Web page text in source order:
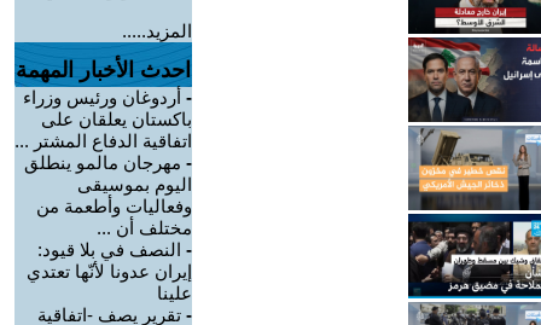
المزيد.....
احدث الأخبار المهمة
- أردوغان ورئيس وزراء
باكستان يعلقان على
اتفاقية الدفاع المشتر ...
- مهرجان مالمو ينطلق
اليوم بموسيقى
وفعاليات وأطعمة من
مختلف أن ...
- النصف في بلا قيود:
إيران عدونا لأنّها تعتدي
علينا
- تقرير يصف -اتفاقية